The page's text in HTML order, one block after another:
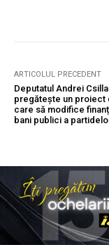
ARTICOLUL PRECEDENT
Deputatul Andrei
pregătește un proiect
care să modifice
bani publici a